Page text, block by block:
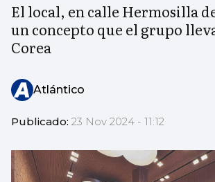
El local, en calle Hermosilla
un concepto que el grupo
Corea
Atlántico
Publicado: 23 Nov 2024 - 11:12